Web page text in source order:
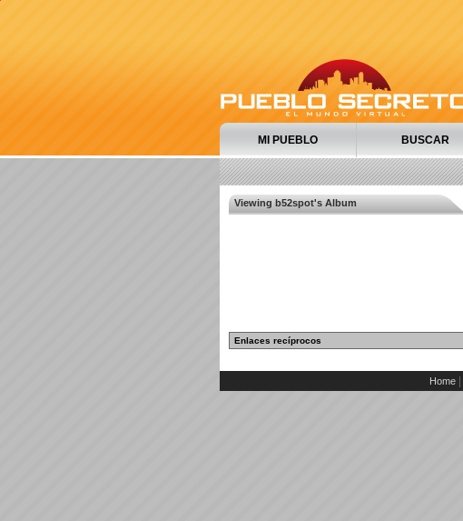
MI PUEBLO BUSCAR
Viewing b52spot's Album
Enlaces recíprocos
Home